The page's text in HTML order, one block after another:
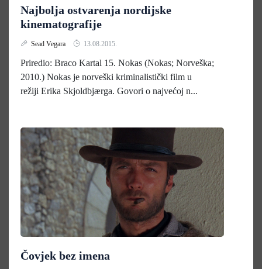
Najbolja ostvarenja nordijske
kinematografije
Sead Vegara 13.08.2015.
Priredio: Braco Kartal 15. Nokas (Nokas; Norveška;
2010.) Nokas je norveški kriminalistički film u
režiji Erika Skjoldbjærga. Govori o najvećoj n...
Čovjek bez imena